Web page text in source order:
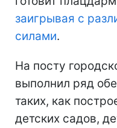
заигрывая с
силами.
На посту
выполнил ряд
таких, как
детских садов,